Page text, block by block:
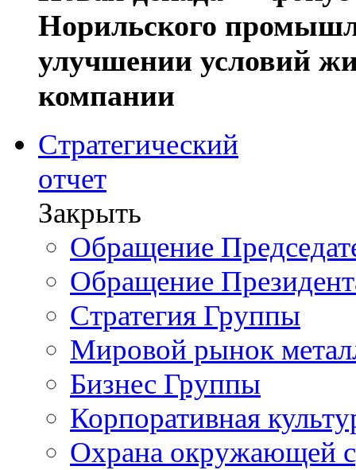
Норильского
улучшении условий
компании
Стратегический
отчет
Закрыть
Обращение
Обращение
Стратегия Группы
Мировой рынок
Бизнес Группы
Корпоративная
Охрана окружающей